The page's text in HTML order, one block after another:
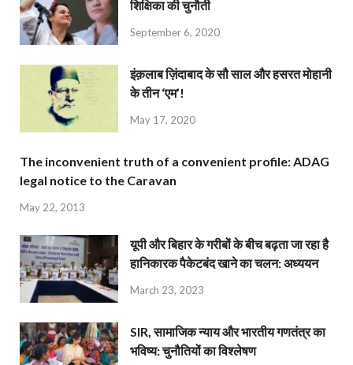
शिक्षिका की चुनौती
September 6, 2020
इंक़लाब ज़िंदाबाद के सौ साल और हसरत मोहानी
के तीन ‘एम’!
May 17, 2020
The inconvenient truth of a convenient profile: ADAG
legal notice to the Caravan
May 22, 2013
यूपी और बिहार के गरीबों के बीच बढ़ता जा रहा है
हानिकारक पैकेटबंद खाने का चलन: अध्ययन
March 23, 2023
SIR, सामाजिक न्याय और भारतीय गणतंत्र का
भविष्य: चुनौतियों का विश्लेषण